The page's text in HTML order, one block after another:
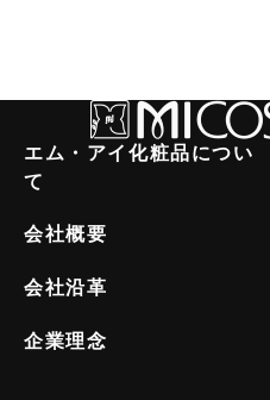
エム・アイ化粧品につい
て
会社概要
会社沿革
企業理念